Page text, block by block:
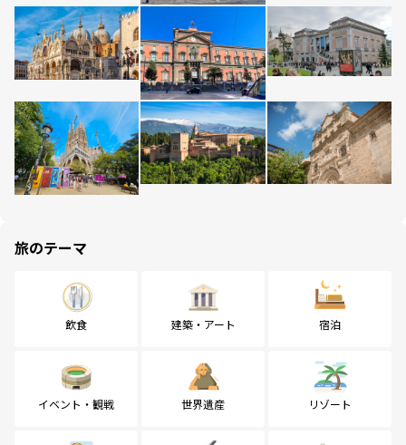
旅のテーマ
飲食 建築・アート 宿泊
イベント・観戦 世界遺産 リゾート